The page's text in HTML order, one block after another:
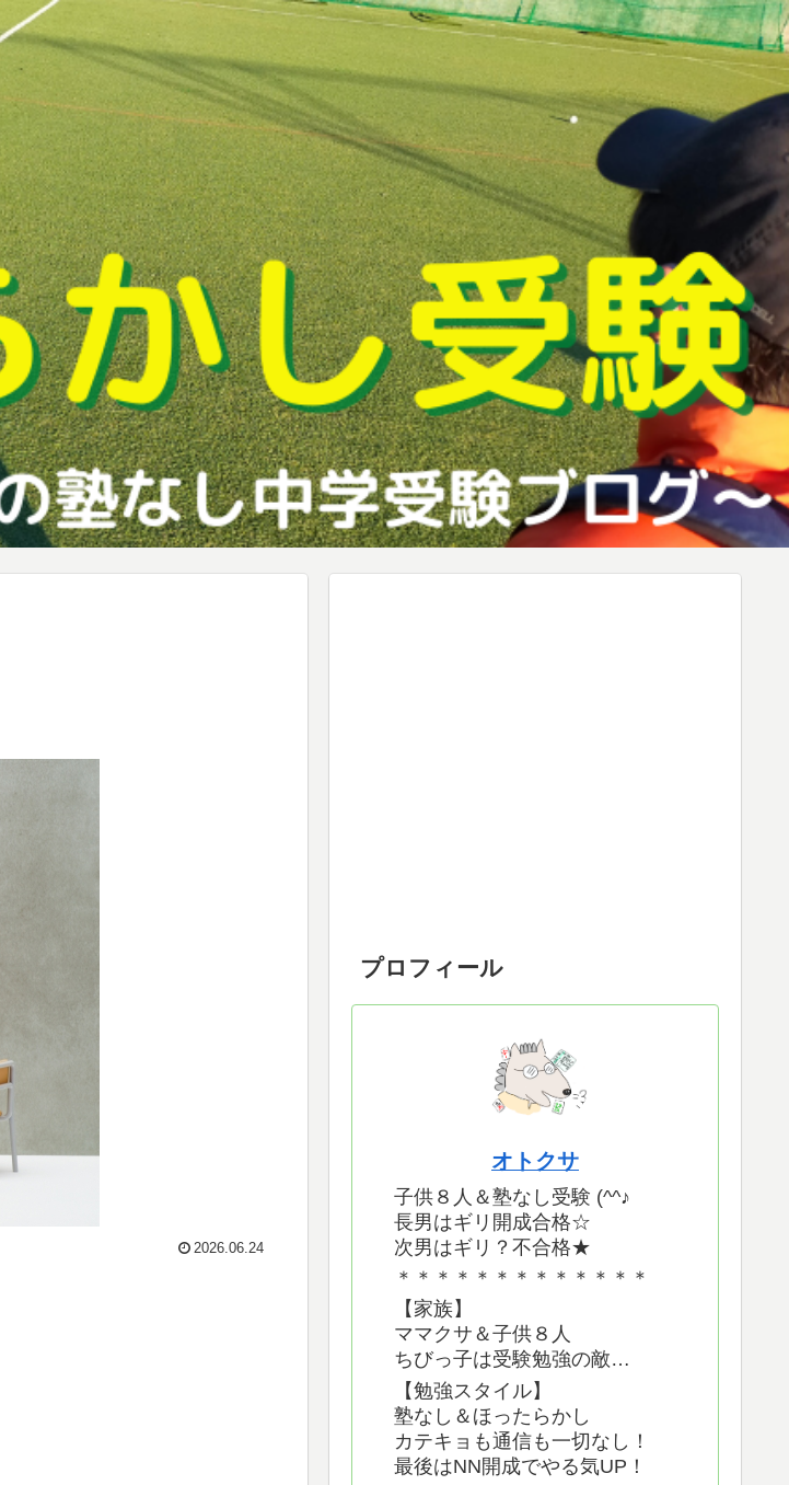
2026.06.24
プロフィール
オトクサ
子供８人＆塾なし受験 (^^♪
長男はギリ開成合格☆
次男はギリ？不合格★
＊＊＊＊＊＊＊＊＊＊＊＊＊
【家族】
ママクサ＆子供８人
ちびっ子は受験勉強の敵…
【勉強スタイル】
塾なし＆ほったらかし
カテキョも通信も一切なし！
最後はNN開成でやる気UP！